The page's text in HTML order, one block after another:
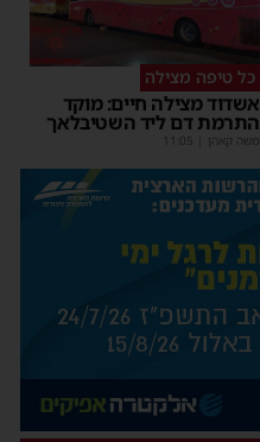
כל טיפה מצילה
אשדוד מצילה חיים: מוקד
התרמת דם ליד השטיבלאך
משה קאהן 11:05